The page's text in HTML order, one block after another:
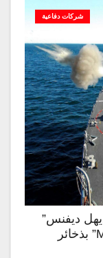
شركات دفاعية
ديفنس”
لتعزيز قدرات المدفع البحري “Mk 45” بذخائر